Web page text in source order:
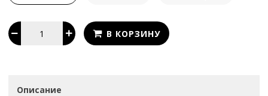
В КОРЗИНУ
Описание